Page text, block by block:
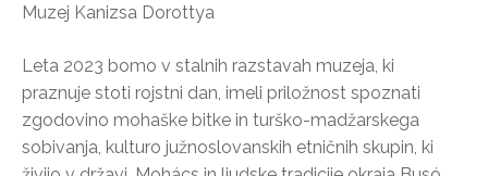
Muzej Kanizsa Dorottya
Leta 2023 bomo v stalnih razstavah muzeja, ki
praznuje stoti rojstni dan, imeli priložnost spoznati
zgodovino mohaške bitke in turško-madžarskega
sobivanja, kulturo južnoslovanskih etničnih skupin, ki